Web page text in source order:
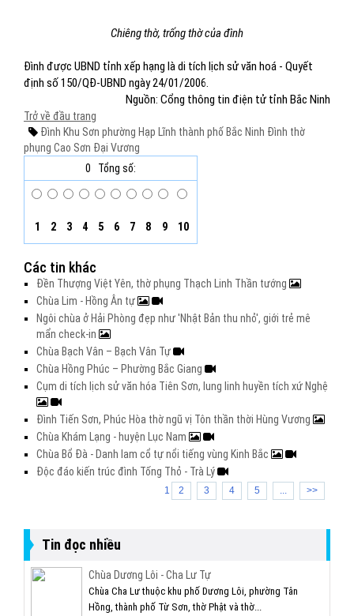
Chiêng thờ, trống thờ của đình
Đình được UBND tỉnh xếp hạng là di tích lịch sử văn hoá - Quyết
định số 150/QĐ-UBND ngày 24/01/2006.
Nguồn: Cổng thông tin điện tử tỉnh Bắc Ninh
Trở về đầu trang
Đình Khu Sơn phường Hạp Lĩnh thành phố Bắc Ninh Đình thờ
phụng Cao Sơn Đại Vương
0
Tổng số:
1 2 3 4 5 6 7 8 9 10
Các tin khác
Đền Thượng Việt Yên, thờ phụng Thạch Linh Thần tướng
Chùa Lim - Hồng Ân tự
Ngôi chùa ở Hải Phòng đẹp như 'Nhật Bản thu nhỏ', giới trẻ mê
mẩn check-in
Chùa Bạch Vân – Bạch Vân Tự
Chùa Hồng Phúc – Phường Bắc Giang
Cụm di tích lịch sử văn hóa Tiên Sơn, lung linh huyền tích xứ Nghệ
Đình Tiến Sơn, Phúc Hòa thờ ngũ vị Tôn thần thời Hùng Vương
Chùa Khám Lạng - huyện Lục Nam
Chùa Bổ Đà - Danh lam cổ tự nổi tiếng vùng Kinh Bắc
Độc đáo kiến trúc đình Tống Thỏ - Trà Lý
1 2 3 4 5 ... >>
Tin đọc nhiều
Chùa Dương Lôi - Cha Lư Tự
Chùa Cha Lư thuộc khu phố Dương Lôi, phường Tân
Hồng, thành phố Từ Sơn, thờ Phật và thờ...